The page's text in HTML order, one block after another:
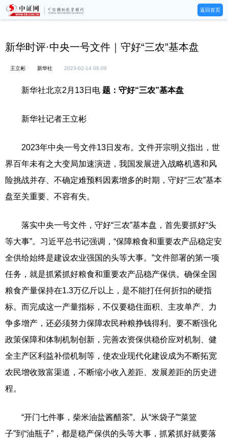
返回首页
新华时评·中央一号文件｜守好“三农”基本盘
王立彬 新华社 2023-02-14 08:09
新华社北京2月13日电 题：守好“三农”基本盘
新华社记者王立彬
2023年中央一号文件13日发布。文件开宗明义指出，世
界百年未有之大变局加速演进，我国发展进入战略机遇和风
险挑战并存、不确定难预料因素增多的时期，守好“三农”基本
盘至关重要、不容有失。
落实中央一号文件，守好“三农”基本盘，首先要抓好“头
等大事”。习近平总书记强调，“保障粮食和重要农产品稳定安
全供给始终是建设农业强国的头等大事。”文件部署的第一项
任务，就是抓紧抓好粮食和重要农产品稳产保供。确保全国
粮食产量保持在1.3万亿斤以上，是不能打任何折扣的硬指
标。而完成这一产量指标，不仅要稳住面积、主攻单产、力
争多增产，还必须努力保障农民种粮挣钱得利。要不断强化
政策保障和体制机制创新，完善农资保供稳价应对机制、健
全主产区利益补偿机制等，使农业现代化建设成为不断拓宽
农民增收致富渠道，不断缩小收入差距、发展差距的历史进
程。
“开门七件事，柴米油盐酱醋茶”。从“米袋子”“菜篮
子”到“油瓶子”，都是稳产保供的头等大事，抓紧抓好就要落